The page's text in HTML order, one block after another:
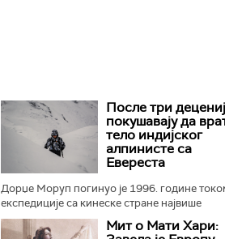
После три
покушавају да
тело индијског
алпинисте са
Евереста
Дорџе Моруп погинуо је 1996. године
експедиције са кинеске стране највише
планине света. Његово тело, које се већ 30
година налази на око 8.500 метара...
Мит о Мати Хари: